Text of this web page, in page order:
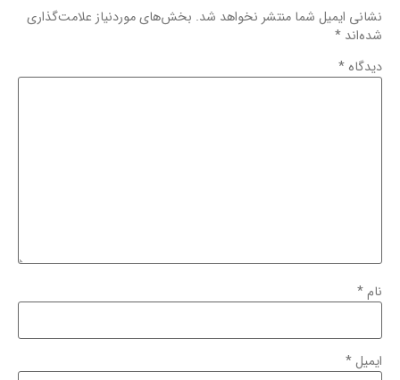
نشانی ایمیل شما منتشر نخواهد شد. بخش‌های موردنیاز علامت‌گذاری
شده‌اند *
دیدگاه *
نام*
ایمیل*